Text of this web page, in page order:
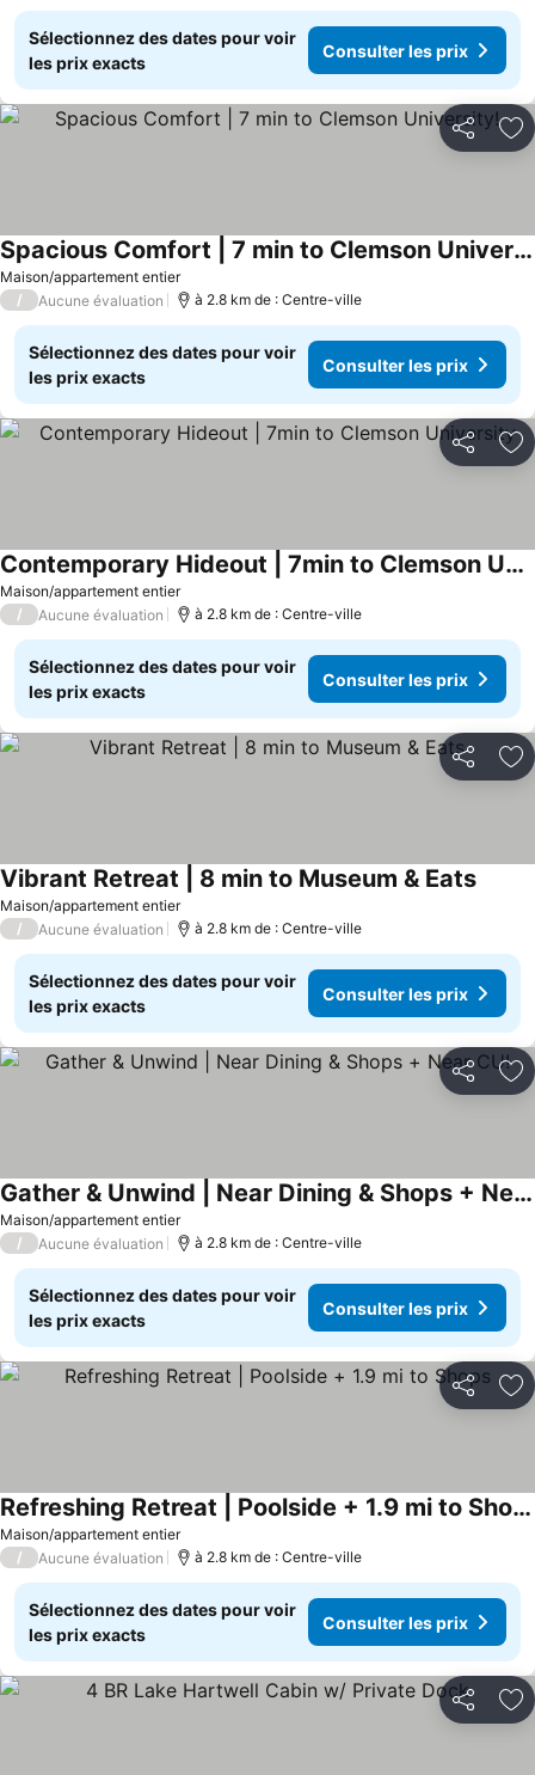
Sélectionnez des dates pour voir
les prix exacts
Consulter les prix
Partager
Maison/appartement entier
Spacious Comfort | 7 min to Clemson University!
/ Aucune évaluation à 2.8 km de : Centre-ville
Sélectionnez des dates pour voir
les prix exacts
Consulter les prix
Partager
Maison/appartement entier
Contemporary Hideout | 7min to Clemson University
/ Aucune évaluation à 2.8 km de : Centre-ville
Sélectionnez des dates pour voir
les prix exacts
Consulter les prix
Partager
Maison/appartement entier
Vibrant Retreat | 8 min to Museum & Eats
/ Aucune évaluation à 2.8 km de : Centre-ville
Sélectionnez des dates pour voir
les prix exacts
Consulter les prix
Partager
Maison/appartement entier
Gather & Unwind | Near Dining & Shops + Near CU!
/ Aucune évaluation à 2.8 km de : Centre-ville
Sélectionnez des dates pour voir
les prix exacts
Consulter les prix
Partager
Maison/appartement entier
Refreshing Retreat | Poolside + 1.9 mi to Shops
/ Aucune évaluation à 2.8 km de : Centre-ville
Sélectionnez des dates pour voir
les prix exacts
Consulter les prix
Partager